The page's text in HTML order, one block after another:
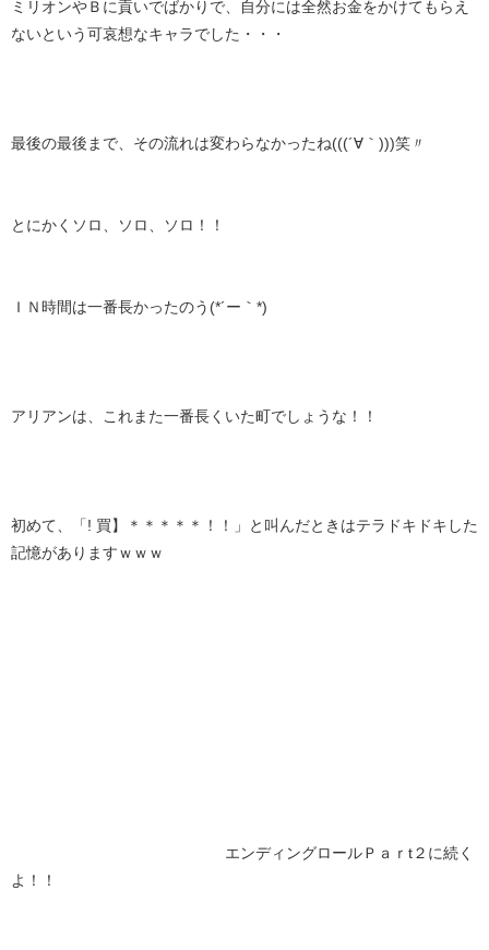
ミリオンやＢに貢いでばかりで、自分には全然お金をかけてもらえ
ないという可哀想なキャラでした・・・
最後の最後まで、その流れは変わらなかったね(((´∀｀)))笑〃
とにかくソロ、ソロ、ソロ！！
ＩＮ時間は一番長かったのう(*´ー｀*)
アリアンは、これまた一番長くいた町でしょうな！！
初めて、「! 買】＊＊＊＊＊！！」と叫んだときはテラドキドキした
記憶がありますｗｗｗ
エンディングロールＰａｒt２に続く
よ！！